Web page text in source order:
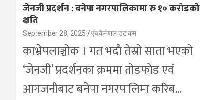
जेनजी प्रदर्शन : बनेपा नगरपालिकामा रु १० करोडको
क्षति
September 28, 2025 एचकेनेपाल डट कम
काभ्रेपलाञ्चोक । गत भदौ तेस्रो साता भएको
‘जेनजी’ प्रदर्शनका क्रममा तोडफोड एवं
आगजनीबाट बनेपा नगरपालिमा करिब…